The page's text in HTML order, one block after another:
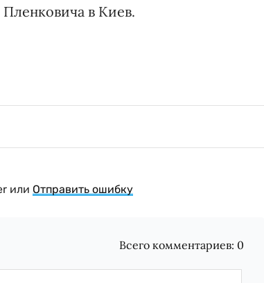
в Киев.
или Отправить ошибку
Всего комментариев: 0